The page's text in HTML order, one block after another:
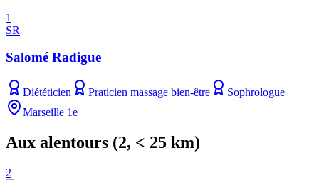
1
SR
Salomé Radigue
Diététicien Praticien massage bien-être
Sophrologue
Marseille 1e
Aux alentours (2, < 25 km)
2